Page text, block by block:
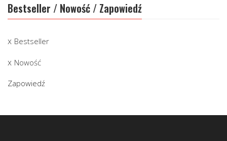
Bestseller / Nowość / Zapowiedź
Bestseller
Nowość
Zapowiedź